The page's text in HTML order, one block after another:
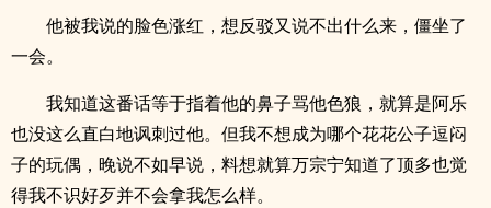
他被我说的脸色涨红，想反驳又说不出什么来，僵坐了
一会。
我知道这番话等于指着他的鼻子骂他色狼，就算是阿乐
也没这么直白地讽刺过他。但我不想成为哪个花花公子逗闷
子的玩偶，晚说不如早说，料想就算万宗宁知道了顶多也觉
得我不识好歹并不会拿我怎么样。